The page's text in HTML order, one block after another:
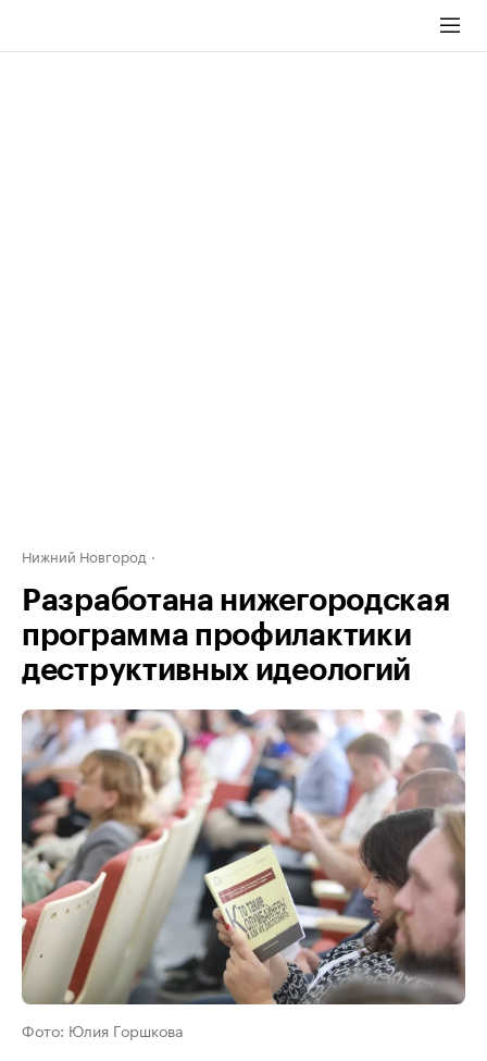
Нижний Новгород
Разработана нижегородская
программа профилактики
деструктивных идеологий
Фото: Юлия Горшкова